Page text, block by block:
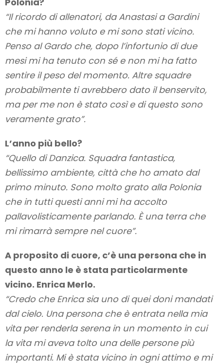
“Il ricordo di allenatori, da Anastasi a Gardini
che mi hanno voluto e mi sono stati vicino.
Penso al Gardo che, dopo l’infortunio di due
mesi mi ha tenuto con sé e non mi ha fatto
sentire il peso del momento. Altre squadre
probabilmente ti avrebbero dato il benservito,
ma per me non è stato così e di questo sono
veramente grato”.
L’anno più bello?
“Quello di Danzica. Squadra fantastica,
bellissimo ambiente, città che ho amato dal
primo minuto. Sono molto grato alla Polonia
che in tutti questi anni mi ha accolto
pallavolisticamente parlando. È una terra che
mi rimarrà sempre nel cuore”.
A proposito di cuore, c’è una persona che in
questo anno le è stata particolarmente
vicino. Enrica Merlo.
“Credo che Enrica sia uno di quei doni mandati
dal cielo. Una persona che è entrata nella mia
vita per renderla serena in un momento in cui
la vita mi aveva tolto una delle persone più
importanti. Mi è stata vicino in ogni attimo e mi